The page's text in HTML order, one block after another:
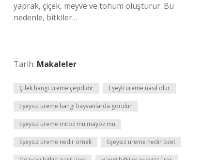
yaprak, çiçek, meyve ve tohum oluşturur. Bu
nedenle, bitkiler…
Tarih: Makaleler
Çilek hangi üreme çeşididir Eşeyli üreme nasıl olur
Eşeysiz üreme hangi hayvanlarda görülür
Eşeysiz üreme mitoz mu mayoz mu
Eşeysiz üreme nedir örnek Eşeysiz üreme nedir özet